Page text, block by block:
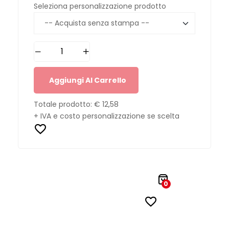
Seleziona personalizzazione prodotto
Aggiungi Al Carrello
Totale prodotto: € 12,58
+ IVA e costo personalizzazione se scelta
0